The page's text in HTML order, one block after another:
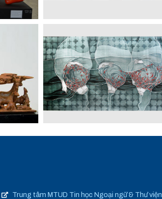
Trung tâm MTUD Tin học Ngoại ngữ & Thư viện